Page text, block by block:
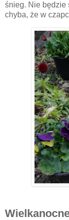
śnieg. Nie będzie
chyba, że w